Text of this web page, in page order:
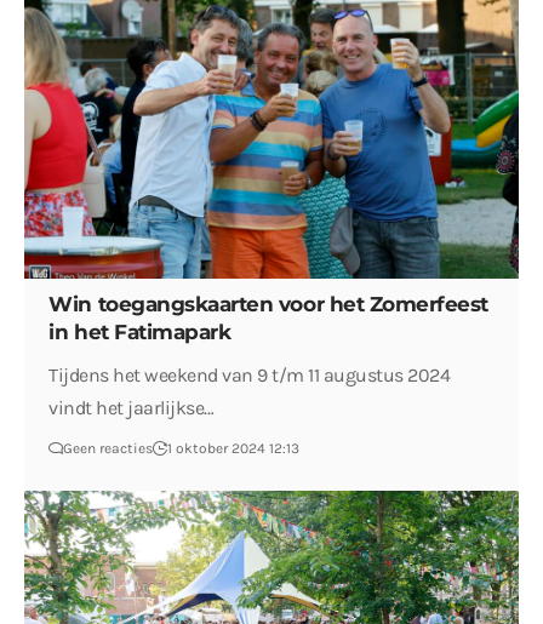
Win toegangskaarten voor het Zomerfeest
in het Fatimapark
Tijdens het weekend van 9 t/m 11 augustus 2024
vindt het jaarlijkse…
Geen reacties 1 oktober 2024 12:13